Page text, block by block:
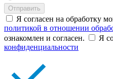
Отправить
Я согласен на обработку
политикой в отношении
ознакомлен и согласен.
Я
конфиденциальности